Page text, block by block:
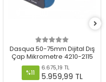
Dasqua 50-75mm Dijital Dış
Çap Mikrometre 4210-2115
%11
6.675,19 TL
5.959,99 TL